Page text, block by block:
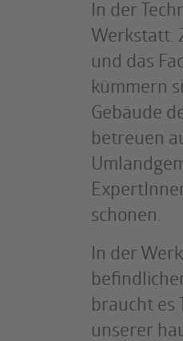
In der
Werkstatt.
und das
kümmern
Gebäude
betreuen
schonen.
In der
braucht es
unserer